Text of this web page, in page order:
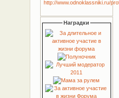
Наградки